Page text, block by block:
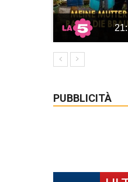
PUBBLICITÀ